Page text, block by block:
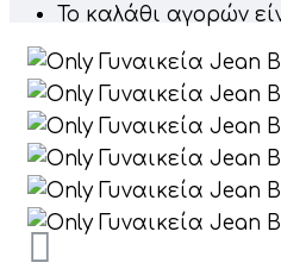
Το καλάθι αγορών